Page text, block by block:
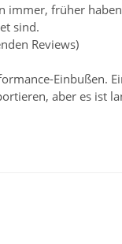
immer, früher
sind.
Reviews)
Einbußen.
aber es ist